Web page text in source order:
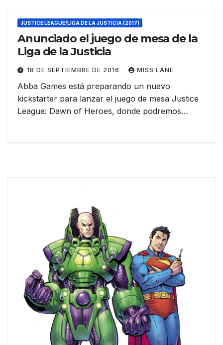
JUSTICE LEAGUE/LIGA DE LA JUSTICIA (2017)
Anunciado el juego de mesa de la
Liga de la Justicia
18 DE SEPTIEMBRE DE 2016 MISS LANE
Abba Games está preparando un nuevo
kickstarter para lanzar el juego de mesa Justice
League: Dawn of Heroes, donde podremos…